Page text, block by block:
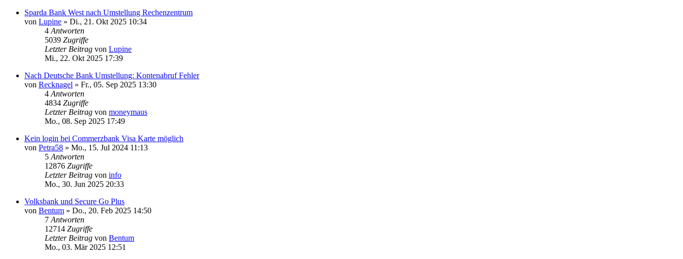
Sparda Bank West nach Umstellung Rechenzentrum
von Lupine » Di., 21. Okt 2025 10:34
4 Antworten
5039 Zugriffe
Letzter Beitrag von Lupine
Mi., 22. Okt 2025 17:39
Nach Deutsche Bank Umstellung: Kontenabruf Fehler
von Recknagel » Fr., 05. Sep 2025 13:30
4 Antworten
4834 Zugriffe
Letzter Beitrag von moneymaus
Mo., 08. Sep 2025 17:49
Kein login bei Commerzbank Visa Karte möglich
von Petra58 » Mo., 15. Jul 2024 11:13
5 Antworten
12876 Zugriffe
Letzter Beitrag von info
Mo., 30. Jun 2025 20:33
Volksbank und Secure Go Plus
von Bentum » Do., 20. Feb 2025 14:50
7 Antworten
12714 Zugriffe
Letzter Beitrag von Bentum
Mo., 03. Mär 2025 12:51